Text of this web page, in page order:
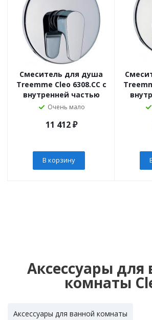
Смеситель для душа
Treemme Cleo 6308.CC с
внутренней частью
Очень мало
11 412₽
В корзину
Аксессуары для
комнаты
Аксессуары для ванной комнаты